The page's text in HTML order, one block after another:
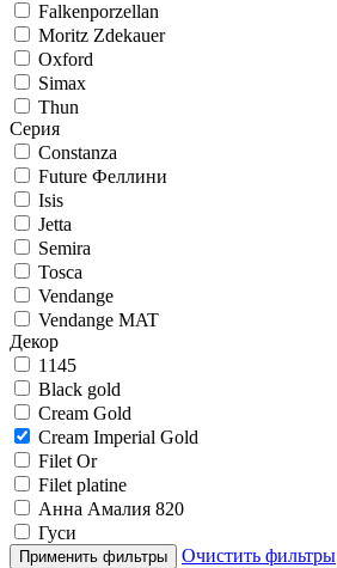
Falkenporzellan
Moritz Zdekauer
Oxford
Simax
Thun
Серия
Constanza
Future Феллини
Isis
Jetta
Semira
Tosca
Vendange
Vendange MAT
Декор
1145
Black gold
Cream Gold
Cream Imperial Gold
Filet Or
Filet platine
Анна Амалия 820
Гуси
Очистить фильтры